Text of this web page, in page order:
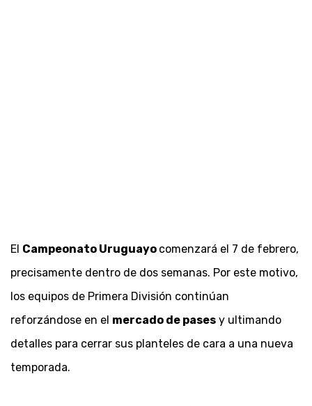
El Campeonato Uruguayo comenzará el 7 de febrero,
precisamente dentro de dos semanas. Por este motivo,
los equipos de Primera División continúan
reforzándose en el mercado de pases y ultimando
detalles para cerrar sus planteles de cara a una nueva
temporada.